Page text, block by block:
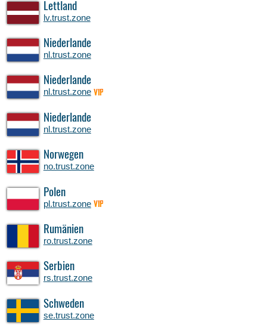
Lettland
lv.trust.zone
Niederlande
nl.trust.zone
Niederlande
nl.trust.zone VIP
Niederlande
nl.trust.zone
Norwegen
no.trust.zone
Polen
pl.trust.zone VIP
Rumänien
ro.trust.zone
Serbien
rs.trust.zone
Schweden
se.trust.zone